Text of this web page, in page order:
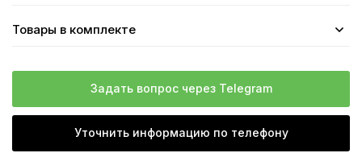
Товары в комплекте
Задать вопрос через Telegram
Уточнить информацию по телефону